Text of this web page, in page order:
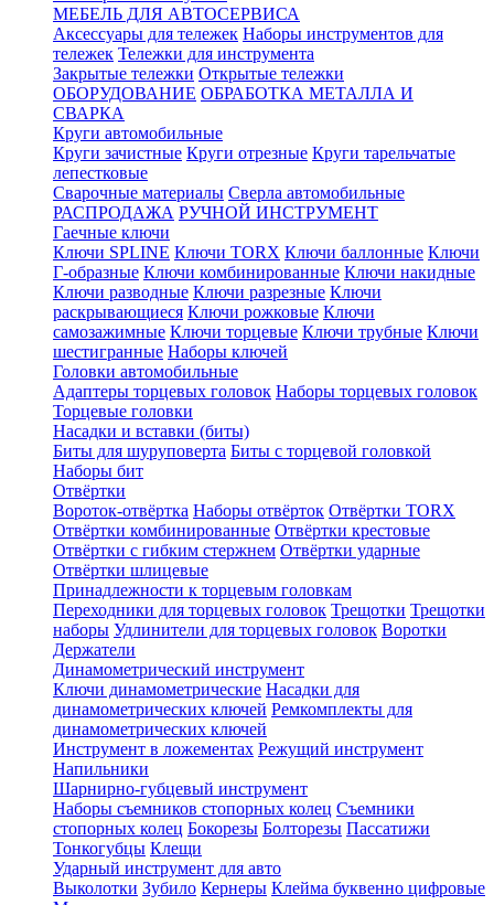
МЕБЕЛЬ ДЛЯ АВТОСЕРВИСА
Аксессуары для тележек Наборы инструментов для
тележек Тележки для инструмента
Закрытые тележки Открытые тележки
ОБОРУДОВАНИЕ ОБРАБОТКА МЕТАЛЛА И
СВАРКА
Круги автомобильные
Круги зачистные Круги отрезные Круги тарельчатые
лепестковые
Сварочные материалы Сверла автомобильные
РАСПРОДАЖА РУЧНОЙ ИНСТРУМЕНТ
Гаечные ключи
Ключи SPLINE Ключи TORX Ключи баллонные Ключи
Г-образные Ключи комбинированные Ключи накидные
Ключи разводные Ключи разрезные Ключи
раскрывающиеся Ключи рожковые Ключи
самозажимные Ключи торцевые Ключи трубные Ключи
шестигранные Наборы ключей
Головки автомобильные
Адаптеры торцевых головок Наборы торцевых головок
Торцевые головки
Насадки и вставки (биты)
Биты для шуруповерта Биты с торцевой головкой
Наборы бит
Отвёртки
Вороток-отвёртка Наборы отвёрток Отвёртки TORX
Отвёртки комбинированные Отвёртки крестовые
Отвёртки с гибким стержнем Отвёртки ударные
Отвёртки шлицевые
Принадлежности к торцевым головкам
Переходники для торцевых головок Трещотки Трещотки
наборы Удлинители для торцевых головок Воротки
Держатели
Динамометрический инструмент
Ключи динамометрические Насадки для
динамометрических ключей Ремкомплекты для
динамометрических ключей
Инструмент в ложементах Режущий инструмент
Напильники
Шарнирно-губцевый инструмент
Наборы съемников стопорных колец Съемники
стопорных колец Бокорезы Болторезы Пассатижи
Тонкогубцы Клещи
Ударный инструмент для авто
Выколотки Зубило Кернеры Клейма буквенно цифровые